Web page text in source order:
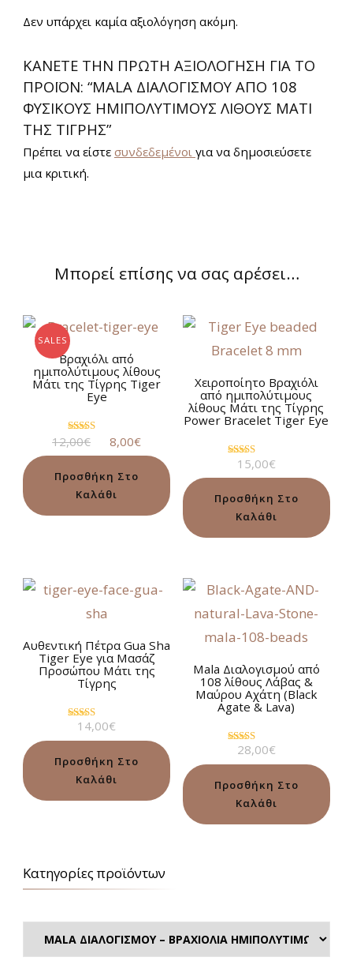
Δεν υπάρχει καμία αξιολόγηση ακόμη.
ΚΆΝΕΤΕ ΤΗΝ ΠΡΏΤΗ ΑΞΙΟΛΌΓΗΣΗ ΓΙΑ ΤΟ
ΠΡΟΪΌΝ: “ΜALA ΔΙΑΛΟΓΙΣΜΟΎ ΑΠΌ 108
ΦΥΣΙΚΟΎΣ ΗΜΙΠΟΛΎΤΙΜΟΥΣ ΛΊΘΟΥΣ ΜΆΤΙ
ΤΗΣ ΤΊΓΡΗΣ”
Πρέπει να είστε συνδεδεμένοι για να δημοσιεύσετε
μια κριτική.
Μπορεί επίσης να σας αρέσει…
SALES
Βραχιόλι από
ημιπολύτιμους λίθους
Μάτι της Τίγρης Tiger
Eye
Βαθμολογήθηκε
από 5
12,00€
Original
price
was:
12,00€.
8,00€
τρέχουσα
τιμή
είναι:
8,00€.
Προσθήκη Στο
Καλάθι
Χειροποίητο Βραχιόλι
από ημιπολύτιμους
λίθους Μάτι της Τίγρης
Power Bracelet Tiger Eye
Βαθμολογήθηκε
με
από 5
15,00€
Προσθήκη Στο
Καλάθι
Αυθεντική Πέτρα Gua Sha
Tiger Eye για Μασάζ
Προσώπου Μάτι της
Τίγρης
Βαθμολογήθηκε
με
από 5
14,00€
Προσθήκη Στο
Καλάθι
Mala Διαλογισμού από
108 λίθους Λάβας &
Μαύρου Αχάτη (Βlack
Agate & Lava)
Βαθμολογήθηκε
με
από 5
28,00€
Προσθήκη Στο
Καλάθι
Κατηγορίες προϊόντων